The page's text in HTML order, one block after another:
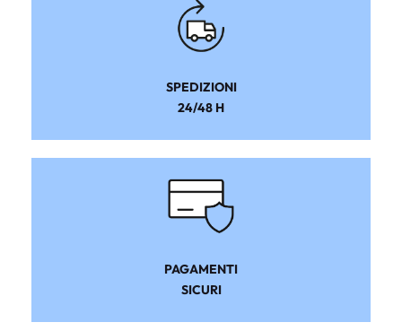
SPEDIZIONI
24/48 H
PAGAMENTI
SICURI